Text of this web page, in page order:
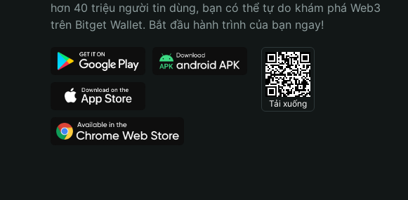
Português (Brasil)
hơn 40 triệu người tin dùng, bạn có thể tự do khám phá Web3
trên Bitget Wallet. Bắt đầu hành trình của bạn ngay!
Tải xuống